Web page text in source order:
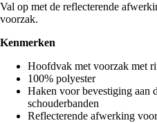
Val op met de reflecterende
voorzak.
Kenmerken
Hoofdvak met voorzak met
100% polyester
Haken voor bevestiging aan
schouderbanden
Reflecterende afwerking